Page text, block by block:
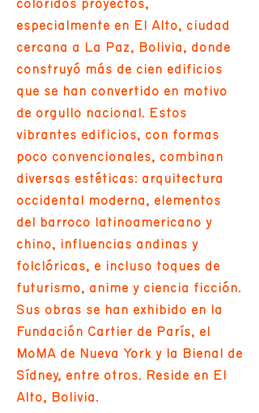
coloridos proyectos,
especialmente en El Alto, ciudad
cercana a La Paz, Bolivia, donde
construyó más de cien edificios
que se han convertido en motivo
de orgullo nacional. Estos
vibrantes edificios, con formas
poco convencionales, combinan
diversas estéticas: arquitectura
occidental moderna, elementos
del barroco latinoamericano y
chino, influencias andinas y
folclóricas, e incluso toques de
futurismo, anime y ciencia ficción.
Sus obras se han exhibido en la
Fundación Cartier de París, el
MoMA de Nueva York y la Bienal de
Sídney, entre otros. Reside en El
Alto, Bolivia.